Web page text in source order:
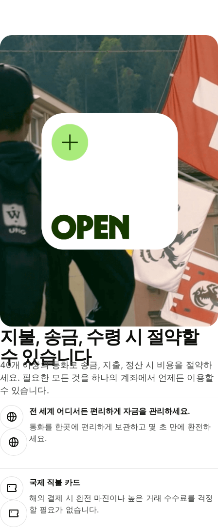
지불, 송금, 수령 시 절약할
수 있습니다
40개 이상의 통화로 송금, 지출, 정산 시 비용을 절약하
세요. 필요한 모든 것을 하나의 계좌에서 언제든 이용할
수 있습니다.
전 세계 어디서든 편리하게 자금을 관리하세요.
통화를 한곳에 편리하게 보관하고 몇 초 만에 환전하
세요.
국제 직불 카드
해외 결제 시 환전 마진이나 높은 거래 수수료를 걱정
할 필요가 없습니다.